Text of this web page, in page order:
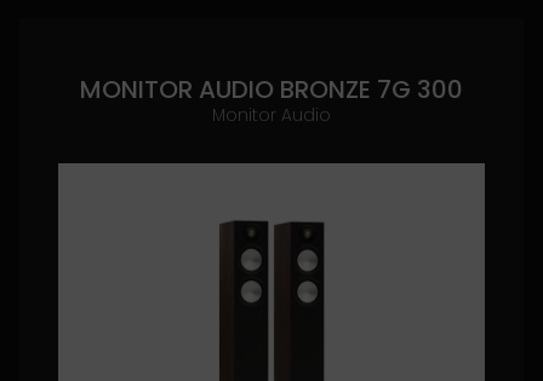
MONITOR AUDIO BRONZE 7G 300
Monitor Audio